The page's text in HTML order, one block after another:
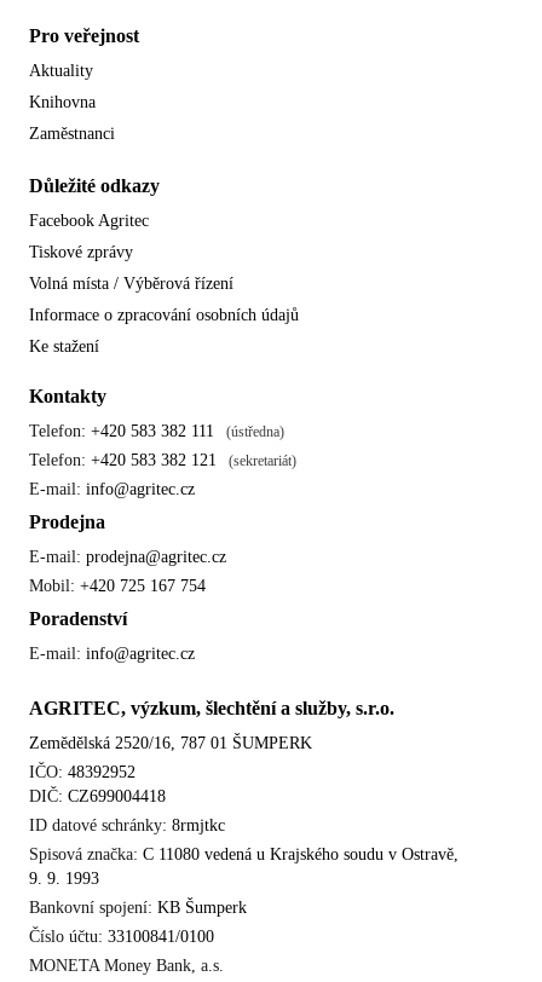
Pro veřejnost
Aktuality
Knihovna
Zaměstnanci
Důležité odkazy
Facebook Agritec
Tiskové zprávy
Volná místa / Výběrová řízení
Informace o zpracování osobních údajů
Ke stažení
Kontakty
Telefon: +420 583 382 111 (ústředna)
Telefon: +420 583 382 121 (sekretariát)
E-mail: info@agritec.cz
Prodejna
E-mail: prodejna@agritec.cz
Mobil: +420 725 167 754
Poradenství
E-mail: info@agritec.cz
AGRITEC, výzkum, šlechtění a služby, s.r.o.
Zemědělská 2520/16, 787 01 ŠUMPERK
IČO: 48392952
DIČ: CZ699004418
ID datové schránky: 8rmjtkc
Spisová značka: C 11080 vedená u Krajského soudu v Ostravě,
9. 9. 1993
Bankovní spojení: KB Šumperk
Číslo účtu: 33100841/0100
MONETA Money Bank, a.s.